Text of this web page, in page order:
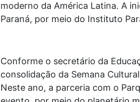
moderno da América Latina. A
Paraná, por meio do Instituto
Conforme o secretário da
consolidação da Semana
Neste ano, a parceria com o